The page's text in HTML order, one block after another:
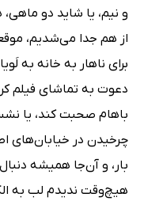
و نیم، یا شاید دو
از هم جدا می‌شدیم،
برای ناهار به خانه به
دعوت به تماشای فیلم
باهام صحبت کند، یا
چرخیدن در خیابان‌های
بار، و آن‌جا همیشه
هیچ‌وقت ندیدم لب به